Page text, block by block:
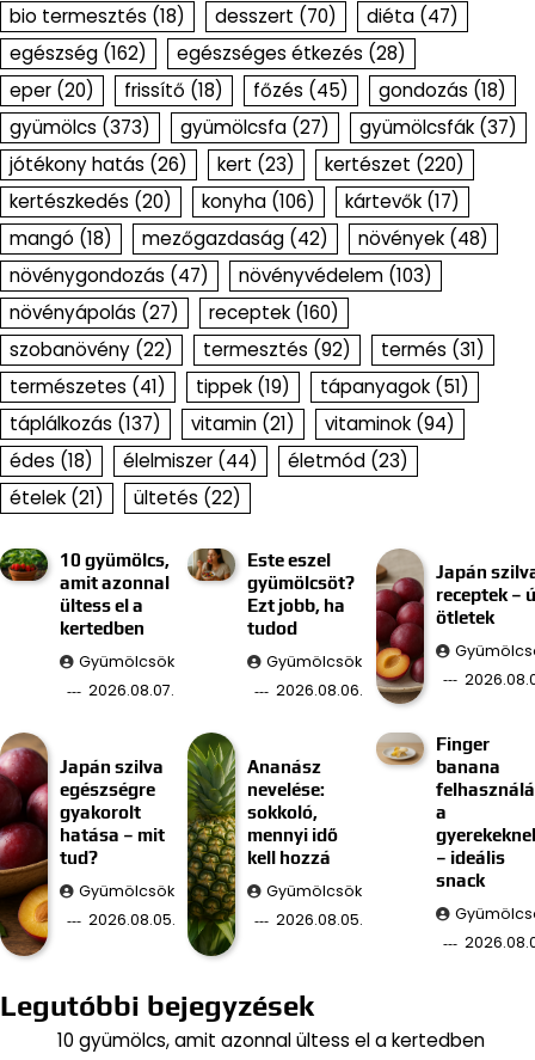
bio termesztés (18) desszert (70) diéta (47)
egészség (162) egészséges étkezés (28)
eper (20) frissítő (18) főzés (45) gondozás (18)
gyümölcs (373) gyümölcsfa (27) gyümölcsfák (37)
jótékony hatás (26) kert (23) kertészet (220)
kertészkedés (20) konyha (106) kártevők (17)
mangó (18) mezőgazdaság (42) növények (48)
növénygondozás (47) növényvédelem (103)
növényápolás (27) receptek (160)
szobanövény (22) termesztés (92) termés (31)
természetes (41) tippek (19) tápanyagok (51)
táplálkozás (137) vitamin (21) vitaminok (94)
édes (18) élelmiszer (44) életmód (23)
ételek (21) ültetés (22)
10 gyümölcs,
amit azonnal
ültess el a
kertedben
Gyümölcsök
2026.08.07.
Este eszel
gyümölcsöt?
Ezt jobb, ha
tudod
Gyümölcsök
2026.08.06.
Japán
receptek –
ötletek
Japán szilva
egészségre
gyakorolt
hatása – mit
tud?
Gyümölcsök
2026.08.05.
Ananász
nevelése:
sokkoló,
mennyi idő
kell hozzá
Gyümölcsök
2026.08.05.
Finger
banana
a
– ideális
snack
Legutóbbi bejegyzések
10 gyümölcs, amit azonnal ültess el a kertedben